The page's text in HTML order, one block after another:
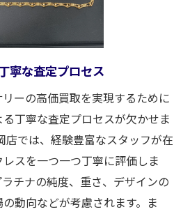
クレスの買取時の注意点
セサリーを売るなら知ってお
価格の違いを知る
の状態が買取価格に与える影
べきクリーニング方法
寧な査定プロセス
ーの高価買取を実現するために
丁寧な査定プロセスが欠かせま
店では、経験豊富なスタッフが在
スを一つ一つ丁寧に評価しま
チナの純度、重さ、デザインの
動向などが考慮されます。ま